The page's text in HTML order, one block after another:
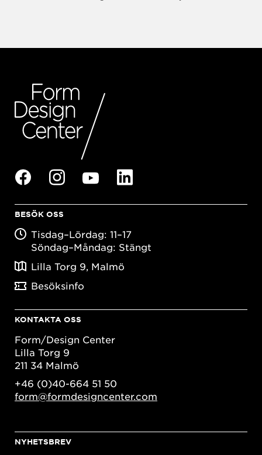
BESÖK OSS
Tisdag–Lördag: 11–17
Söndag–Måndag: Stängt
Lilla Torg 9, Malmö
Besöksinfo
KONTAKTA OSS
Form/Design Center
Lilla Torg 9
211 34 Malmö
+46 (0)40-664 51 50
form@formdesigncenter.com
NYHETSBREV